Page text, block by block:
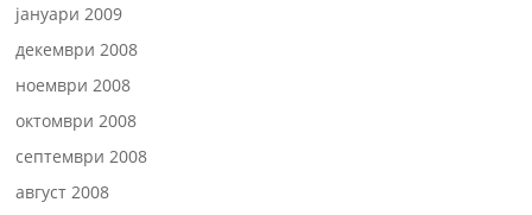
јануари 2009
декември 2008
ноември 2008
октомври 2008
септември 2008
август 2008